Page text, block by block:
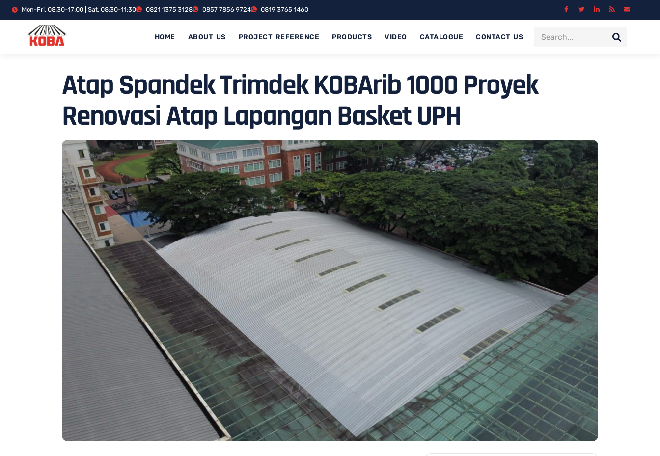
Mon-Fri. 08:30-17:00 | Sat. 08:30-11:30 0821 1375 3128 0857 7856 9724 0819 3765 1460
HOME ABOUT US PROJECT REFERENCE PRODUCTS VIDEO CATALOGUE CONTACT US
Atap Spandek Trimdek KOBArib 1000 Proyek
Renovasi Atap Lapangan Basket UPH